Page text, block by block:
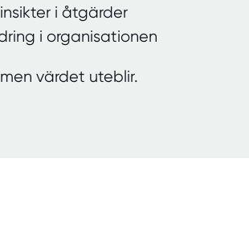
i åtgärder
i organisationen
värdet uteblir.